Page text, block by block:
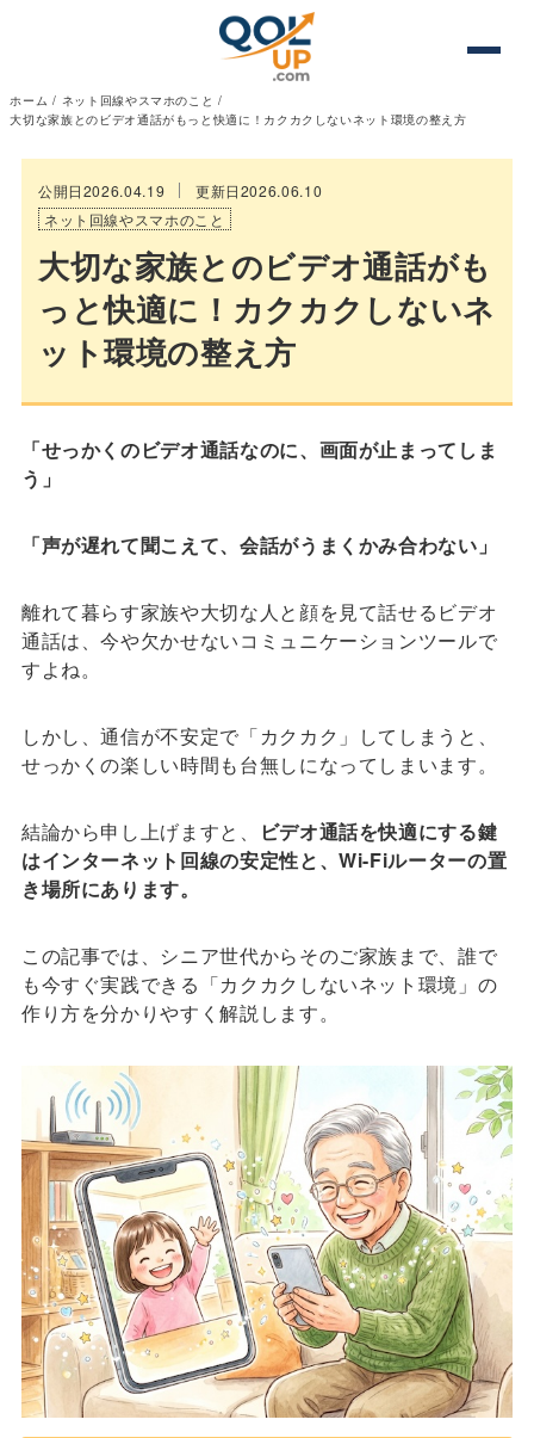
ホーム / ネット回線やスマホのこと /
大切な家族とのビデオ通話がもっと快適に！カクカクしないネット環境の整え方
公開日2026.04.19
更新日2026.06.10
ネット回線やスマホのこと
大切な家族とのビデオ通話がも
っと快適に！カクカクしないネ
ット環境の整え方
「せっかくのビデオ通話なのに、画面が止まってしま
う」
「声が遅れて聞こえて、会話がうまくかみ合わない」
離れて暮らす家族や大切な人と顔を見て話せるビデオ
通話は、今や欠かせないコミュニケーションツールで
すよね。
しかし、通信が不安定で「カクカク」してしまうと、
せっかくの楽しい時間も台無しになってしまいます。
結論から申し上げますと、
ビデオ通話を快適にする鍵
はインターネット回線の安定性と、Wi-Fiルーターの置
き場所にあります。
この記事では、シニア世代からそのご家族まで、誰で
も今すぐ実践できる「カクカクしないネット環境」の
作り方を分かりやすく解説します。